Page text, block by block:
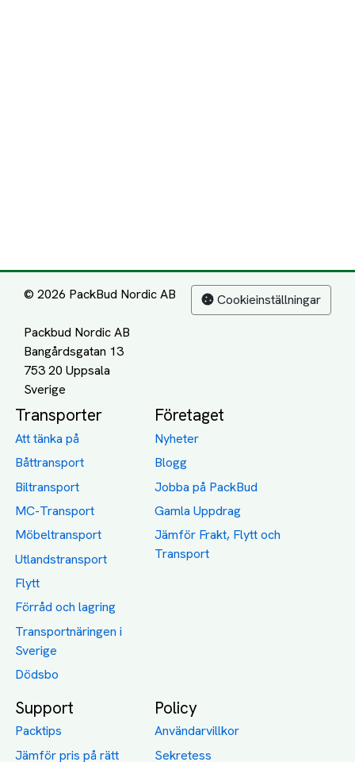
© 2026 PackBud Nordic AB
Packbud Nordic AB
Bangårdsgatan 13
753 20 Uppsala
Cookieinställningar
Transporter
Att tänka på
Båttransport
Biltransport
MC-Transport
Möbeltransport
Utlandstransport
Flytt
Förråd och lagring
Transportnäringen i
Sverige
Dödsbo
Företaget
Nyheter
Blogg
Jobba på PackBud
Gamla Uppdrag
Jämför Frakt, Flytt och
Transport
Support
Packtips
Jämför pris på rätt
Policy
Användarvillkor
Sekretess